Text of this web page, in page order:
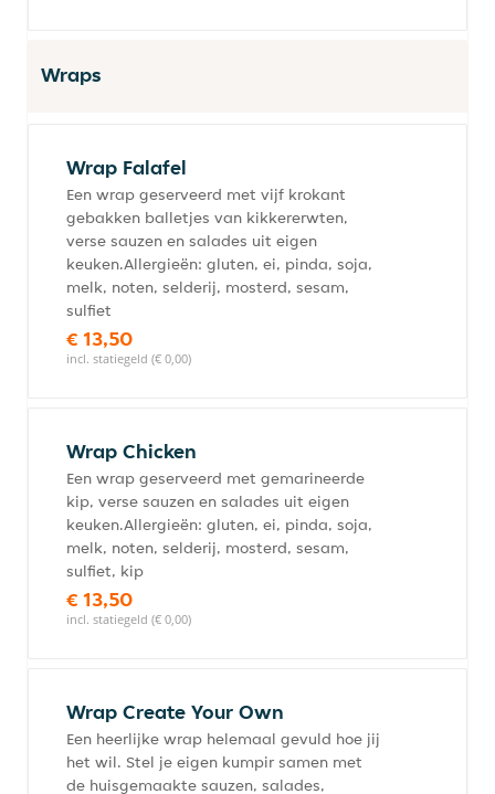
Wraps
Wrap Falafel
Een wrap geserveerd met vijf krokant
gebakken balletjes van kikkererwten,
verse sauzen en salades uit eigen
keuken.Allergieën: gluten, ei, pinda, soja,
melk, noten, selderij, mosterd, sesam,
sulfiet
€ 13,50
incl. statiegeld (€ 0,00)
Wrap Chicken
Een wrap geserveerd met gemarineerde
kip, verse sauzen en salades uit eigen
keuken.Allergieën: gluten, ei, pinda, soja,
melk, noten, selderij, mosterd, sesam,
sulfiet, kip
€ 13,50
incl. statiegeld (€ 0,00)
Wrap Create Your Own
Een heerlijke wrap helemaal gevuld hoe jij
het wil. Stel je eigen kumpir samen met
de huisgemaakte sauzen, salades,